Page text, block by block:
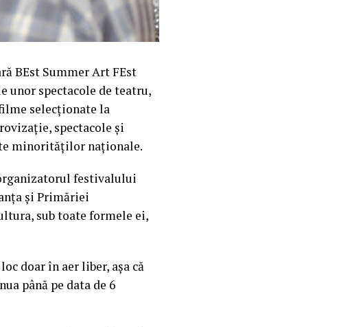
BEst Summer Art FEst
unor spectacole de teatru,
selecționate la
spectacole și
minorităților naționale.
festivalului
și Primăriei
sub toate formele ei,
doar în aer liber, așa că
până pe data de 6